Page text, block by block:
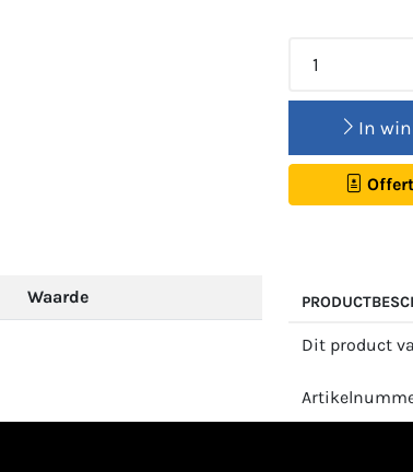
In
Waarde
Dit product